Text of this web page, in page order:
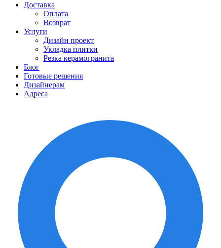
Доставка
Оплата
Возврат
Услуги
Дизайн проект
Укладка плитки
Резка керамогранита
Блог
Готовые решения
Дизайнерам
Адреса